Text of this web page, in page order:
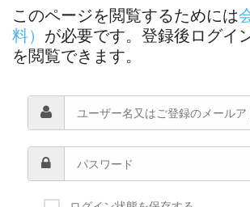
このページを閲覧するためには
料） が必要です。登録後ログイ
を閲覧できます。